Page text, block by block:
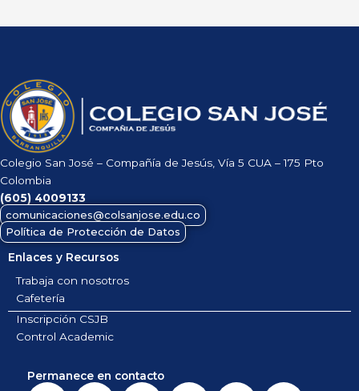
Colegio San José – Compañía de Jesús, Vía 5 CUA – 175 Pto
Colombia
(605) 4009133
comunicaciones@colsanjose.edu.co
Política de Protección de Datos
Enlaces y Recursos
Trabaja con nosotros
Cafetería
Inscripción CSJB
Control Academic
Permanece en contacto